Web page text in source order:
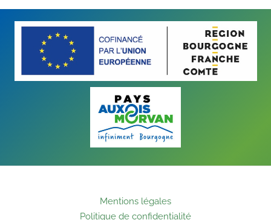
Mentions légales
Politique de confidentialité